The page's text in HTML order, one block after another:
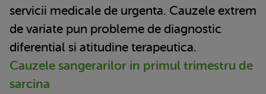
servicii medicale de urgenta. Cauzele extrem
de variate pun probleme de diagnostic
diferential si atitudine terapeutica.
Cauzele sangerarilor in primul trimestru de
sarcina